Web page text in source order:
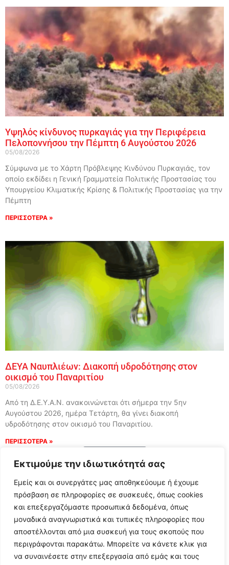
Εκτιμούμε την ιδιωτικότητά σας
Εμείς και οι συνεργάτες μας αποθηκεύουμε ή έχουμε
πρόσβαση σε πληροφορίες σε συσκευές, όπως cookies
και επεξεργαζόμαστε προσωπικά δεδομένα, όπως
μοναδικά αναγνωριστικά και τυπικές πληροφορίες που
αποστέλλονται από μια συσκευή για τους σκοπούς που
περιγράφονται παρακάτω. Μπορείτε να κάνετε κλικ για
να συναινέσετε στην επεξεργασία από εμάς και τους
Υψηλός κίνδυνος πυρκαγιάς για την Περιφέρεια
Πελοποννήσου την Πέμπτη 6 Αυγούστου 2026
05/08/2026
Σύμφωνα με το Χάρτη Πρόβλεψης Κινδύνου Πυρκαγιάς, τον
οποίο εκδίδει η Γενική Γραμματεία Πολιτικής Προστασίας του
Υπουργείου Κλιματικής Κρίσης & Πολιτικής Προστασίας για την
Πέμπτη
ΠΕΡΙΣΣΟΤΕΡΑ »
ΔΕΥΑ Ναυπλιέων: Διακοπή υδροδότησης στον
οικισμό του Παναριτίου
05/08/2026
Από τη Δ.Ε.Υ.Α.Ν. ανακοινώνεται ότι σήμερα την 5ην
Αυγούστου 2026, ημέρα Τετάρτη, θα γίνει διακοπή
υδροδότησης στον οικισμό του Παναριτίου.
ΠΕΡΙΣΣΟΤΕΡΑ »